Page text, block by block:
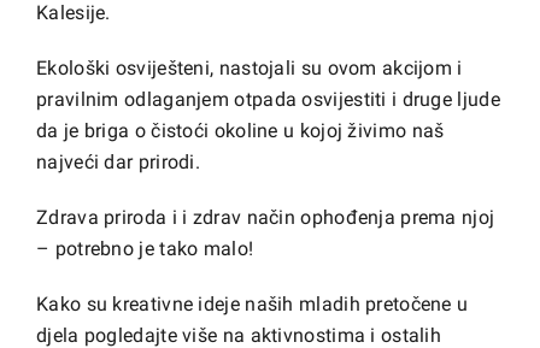
Kalesije.
Ekološki osviješteni, nastojali su ovom akcijom i
pravilnim odlaganjem otpada osvijestiti i druge ljude
da je briga o čistoći okoline u kojoj živimo naš
najveći dar prirodi.
Zdrava priroda i i zdrav način ophođenja prema njoj
– potrebno je tako malo!
Kako su kreativne ideje naših mladih pretočene u
djela pogledajte više na aktivnostima i ostalih